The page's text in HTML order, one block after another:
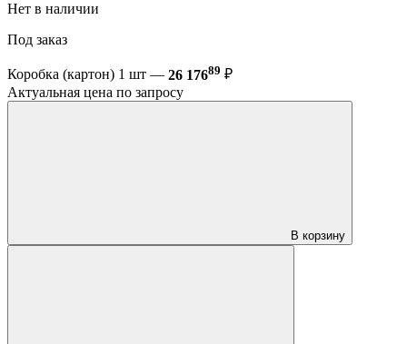
Нет в наличии
Под заказ
Коробка (картон) 1 шт — 26 17689 ₽
Актуальная цена по запросу
В корзину